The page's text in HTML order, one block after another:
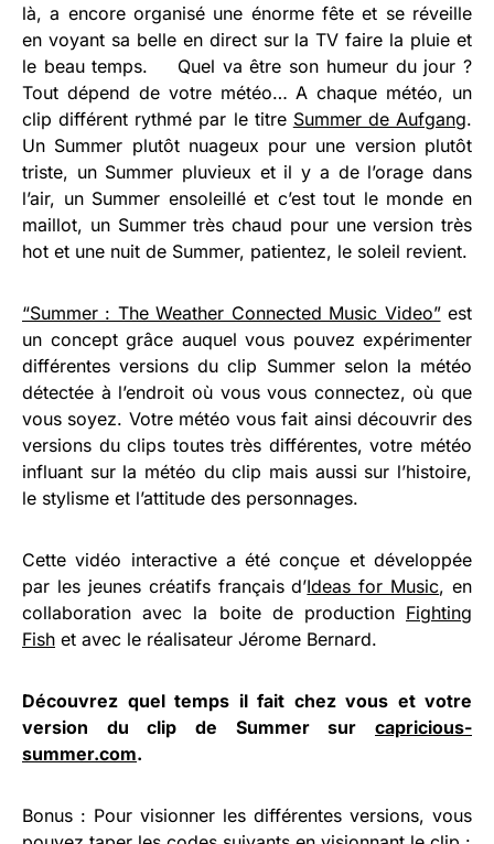
là, a encore organisé une énorme fête et se réveille
en voyant sa belle en direct sur la TV faire la pluie et
le beau temps. Quel va être son humeur du jour ?
Tout dépend de votre météo… A chaque météo, un
clip différent rythmé par le titre Summer de Aufgang.
Un Summer plutôt nuageux pour une version plutôt
triste, un Summer pluvieux et il y a de l’orage dans
l’air, un Summer ensoleillé et c’est tout le monde en
maillot, un Summer très chaud pour une version très
hot et une nuit de Summer, patientez, le soleil revient.
“Summer : The Weather Connected Music Video”est
un concept grâce auquel vous pouvez expérimenter
différentes versions du clip Summer selon la météo
détectée à l’endroit où vous vous connectez, où que
vous soyez. Votre météo vous fait ainsi découvrir des
versions du clips toutes très différentes, votre météo
influant sur la météo du clip mais aussi sur l’histoire,
le stylisme et l’attitude des personnages.
Cette vidéo interactive a été conçue et développée
par les jeunes créatifs français d’Ideas for Music, en
collaboration avec la boite de production Fighting
Fish et avec le réalisateur Jérome Bernard.
Découvrez quel temps il fait chez vous et votre
version du clip de Summer sur capricious-
summer.com.
Bonus : Pour visionner les différentes versions, vous